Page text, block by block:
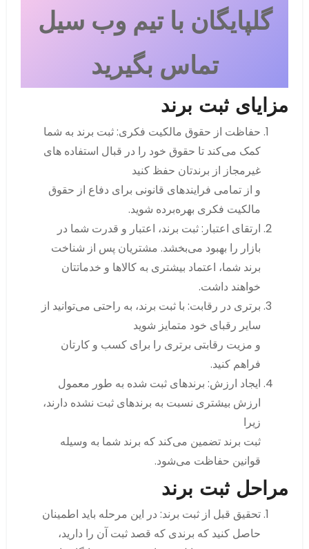
گلپایگان با تیم وب سیل
تماس بگیرید
مزایای ثبت برند
حفاظت از حقوق مالکیت فکری: ثبت برند به شما
کمک می‌کند تا حقوق خود را در قبال استفاده های
غیرمجاز از برندتان حفظ کنید
و از تمامی فرایندهای قانونی برای دفاع از حقوق
مالکیت فکری بهره‌برده شوید.
ارتقای اعتبار: ثبت برند، اعتبار و قدرت شما در
بازار را بهبود می‌بخشد. مشتریان پس از شناخت
برند شما، اعتماد بیشتری به کالاها و خدماتتان
خواهند داشت.
برتری در رقابت: با ثبت برند، به راحتی می‌توانید از
سایر رقبای خود متمایز شوید
و مزیت رقابتی برتری را برای کسب و کارتان
فراهم کنید.
ایجاد ارزش: برندهای ثبت شده به طور معمول
ارزش بیشتری نسبت به برندهای ثبت نشده دارند،
زیرا
ثبت برند تضمین می‌کند که برند شما به وسیله
قوانین حفاظت می‌شود.
مراحل ثبت برند
تحقیق قبل از ثبت برند: در این مرحله باید اطمینان
حاصل کنید که برندی که قصد ثبت آن را دارید،